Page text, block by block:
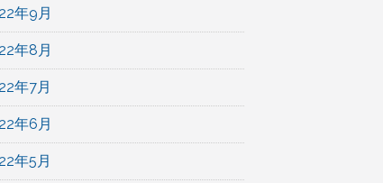
年9月
年8月
年7月
年6月
年5月